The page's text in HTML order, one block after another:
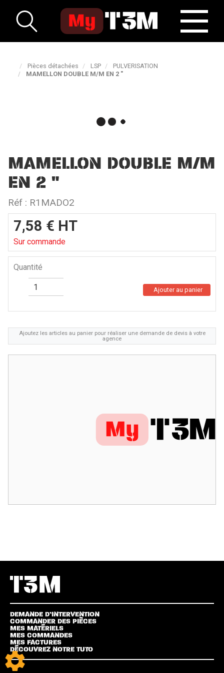
Pièces détachées LSP
PULVERISATION
MAMELLON DOUBLE M/M EN 2 "
MAMELLON DOUBLE M/M
EN 2 "
Réf : R1MADO2
Ajoutez les articles au panier pour réaliser une demande de devis à votre
agence
7,58 € HT
Sur commande
Quantité
Ajouter au panier
DEMANDE D’INTERVENTION
COMMANDER DES PIÈCES
MES MATÉRIELS
MES COMMANDES
MES FACTURES
DÉCOUVREZ NOTRE TUTO